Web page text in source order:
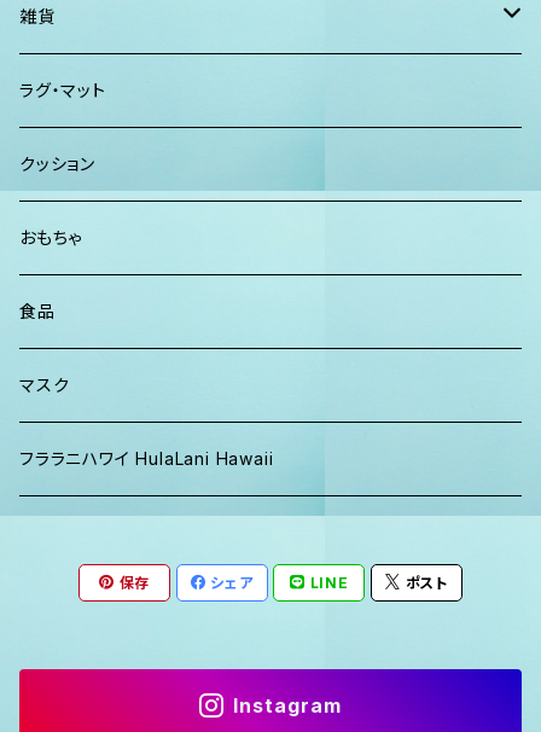
クラッチバッグ
パンツ
パーカー、スウェット
ISLAND BATH & BODY
Maui Mike's
TERRANOVA
ハンドタオル、ハンカチタオル
California Surf Supply
スマーフ
雑貨
ディフューザー
ラグ・マット
クッション
おもちゃ
食品
マスク
フララニハワイ HulaLani Hawaii
保存 シェア LINE ポスト
Instagram